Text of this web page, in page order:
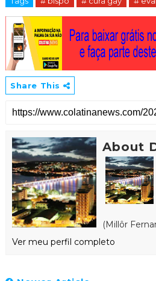
Share This
About
(Millôr
Ver meu perfil completo